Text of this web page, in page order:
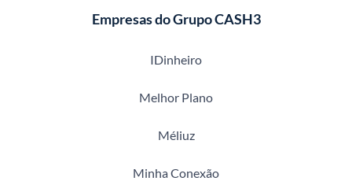
Empresas do Grupo CASH3
IDinheiro
Melhor Plano
Méliuz
Minha Conexão